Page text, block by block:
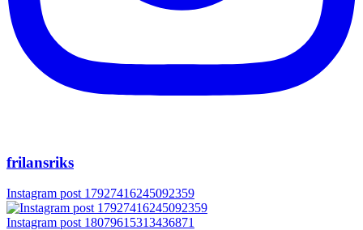
frilansriks
Instagram post 17927416245092359
Instagram post 18079615313436871